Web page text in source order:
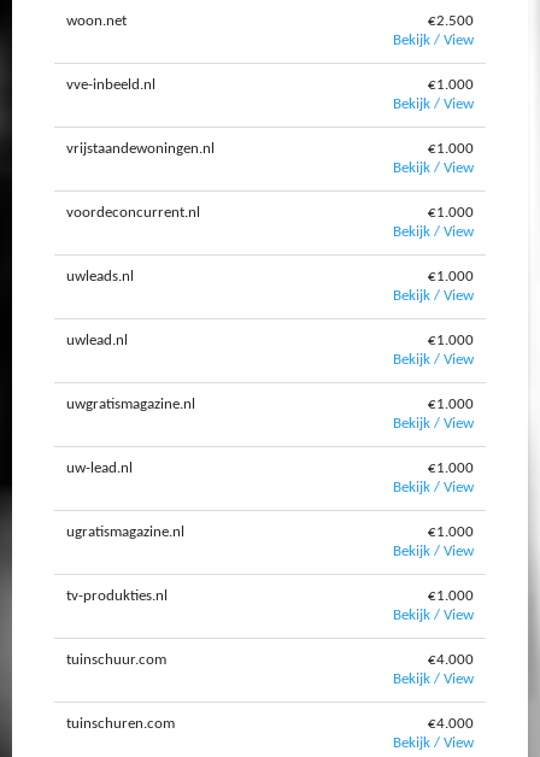
woon.net
€2.500
Bekijk / View
vve-inbeeld.nl
€1.000
Bekijk / View
vrijstaandewoningen.nl
€1.000
Bekijk / View
voordeconcurrent.nl
€1.000
Bekijk / View
uwleads.nl
€1.000
Bekijk / View
uwlead.nl
€1.000
Bekijk / View
uwgratismagazine.nl
€1.000
Bekijk / View
uw-lead.nl
€1.000
Bekijk / View
ugratismagazine.nl
€1.000
Bekijk / View
tv-produkties.nl
€1.000
Bekijk / View
tuinschuur.com
€4.000
Bekijk / View
tuinschuren.com
€4.000
Bekijk / View